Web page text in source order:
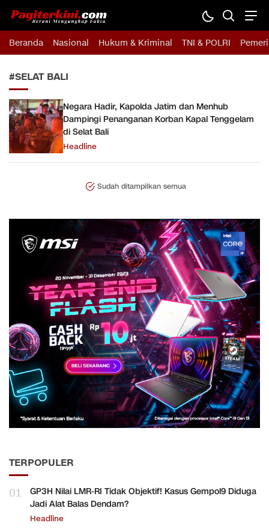
Pagiterkini.com
Berani Mengungkap Fakta
Beranda Nasional Hukum & Kriminal TNI & POLRI
#SELAT BALI
Negara Hadir, Kapolda Jatim dan Menhub
Dampingi Penanganan Korban Kapal Tenggelam
di Selat Bali
Headline
Sudah ditampilkan semua
TERPOPULER
01
GP3H Nilai LMR-RI Tidak Objektif! Kasus Gempol9 Diduga
Jadi Alat Balas Dendam?
Headline